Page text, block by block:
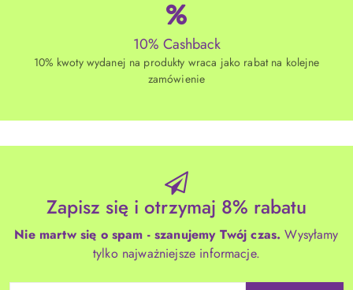
10% Cashback
10% kwoty wydanej na produkty wraca jako rabat na kolejne
zamówienie
Zapisz się i otrzymaj 8% rabatu
Nie martw się o spam - szanujemy Twój czas. Wysyłamy
tylko najważniejsze informacje.